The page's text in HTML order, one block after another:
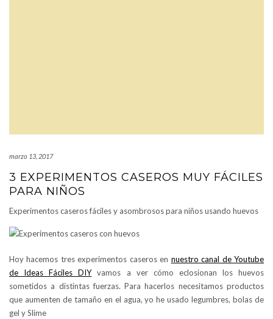
marzo 13, 2017
3 EXPERIMENTOS CASEROS MUY FÁCILES
PARA NIÑOS
Experimentos caseros fáciles y asombrosos para niños usando huevos
Hoy hacemos tres experimentos caseros en nuestro canal de Youtube
de Ideas Fáciles DIYvamos a ver cómo eclosionan los huevos
sometidos a distintas fuerzas. Para hacerlos necesitamos productos
que aumenten de tamaño en el agua, yo he usado legumbres, bolas de
gel y Slime